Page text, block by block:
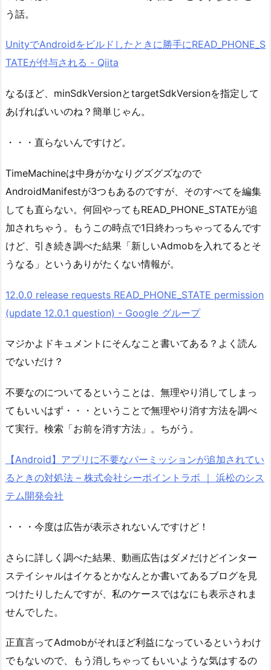
う話。
UnityでAndroidをビルドしたときに勝手にREAD_PHONE_S
TATEが付与される - Qiita
なるほど、minSdkVersionとtargetSdkVersionを指定して
あげればいいのね？簡単じゃん。
・・・直らないんですけど。
TimeMachineは中身がかなりグズグズなので
AndroidManifestが3つもあるのですが、そのすべてを編集
しても直らない。何回やってもREAD_PHONE_STATEが追
加されちゃう。もうこの時点で1日終わっちゃってるんです
けど、引き続き調べた結果「新しいAdmobを入れてるとそ
うなる」というありがたくない情報が。
12.0.0 release requests READ_PHONE_STATE permission
(update 12.0.1 question) - Google グループ
マジかよドキュメントにそんなこと書いてある？よく読ん
でないだけ？
不要なのについてるということは、無理やり消してしまっ
てもいいはず・・・ということで無理やり消す方法を調べ
て実行。検索「お前を消す方法」。ちがう。
【Android】アプリに不要なパーミッションが追加されてい
るときの対処法 – 株式会社シーポイントラボ ｜ 浜松のシス
テム開発会社
・・・今度は広告が表示されないんですけど！
さらに詳しく調べた結果、動画広告はダメだけどインター
ステイシャルはイケるとかなんとか書いてあるブログを見
つけたりしたんですが、私のケースではなにも表示されま
せんでした。
正直言ってAdmobがそれほど利益になっているというわけ
でもないので、もう消しちゃってもいいような気はするの